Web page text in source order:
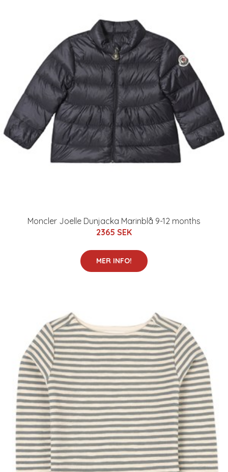
Moncler Joelle Dunjacka Marinblå 9-12 months
2365 SEK
MER INFO!